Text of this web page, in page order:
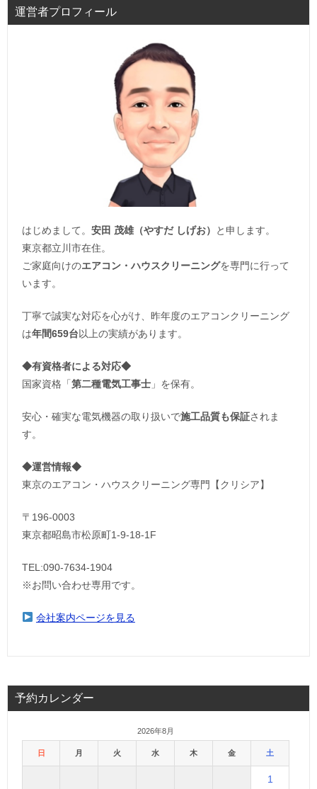
運営者プロフィール
はじめまして。 安田 茂雄（やすだ しげお）
と申します。
東京都立川市在住。
ご家庭向けのエアコン・ハウスクリーニングを専門に行って
います。
丁寧で誠実な対応を心がけ、昨年度のエアコンクリーニング
は年間659台以上の実績があります。
◆有資格者による対応◆
国家資格「第二種電気工事士 」を保有。
安心・確実な電気機器の取り扱いで施工品質も保証されま
す。
◆運営情報◆
東京のエアコン・ハウスクリーニング専門【クリシア】
〒196-0003
東京都昭島市松原町1-9‐18‐1F
TEL:090-7634-1904
※お問い合わせ専用です。
会社案内ページを見る
予約カレンダー
2026年8月
日 月 火 水 木 金 土
1